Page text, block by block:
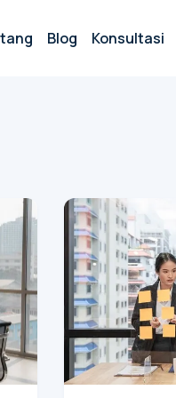
Blog Konsultasi